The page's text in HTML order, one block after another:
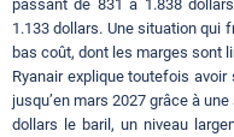
passant de 831 à 1.838
1.133 dollars. Une situation qui
bas coût, dont les marges sont
Ryanair explique toutefois
jusqu’en mars 2027 grâce à
dollars le baril, un niveau